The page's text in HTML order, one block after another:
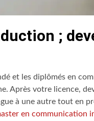
;
et les diplômés en
Après votre licence,
à une autre tout en
en communication